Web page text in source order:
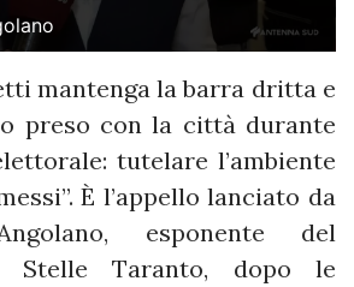
mantenga la barra dritta e
preso con la città durante
tutelare l’ambiente
È l’appello lanciato da
esponente del
Stelle Taranto, dopo le